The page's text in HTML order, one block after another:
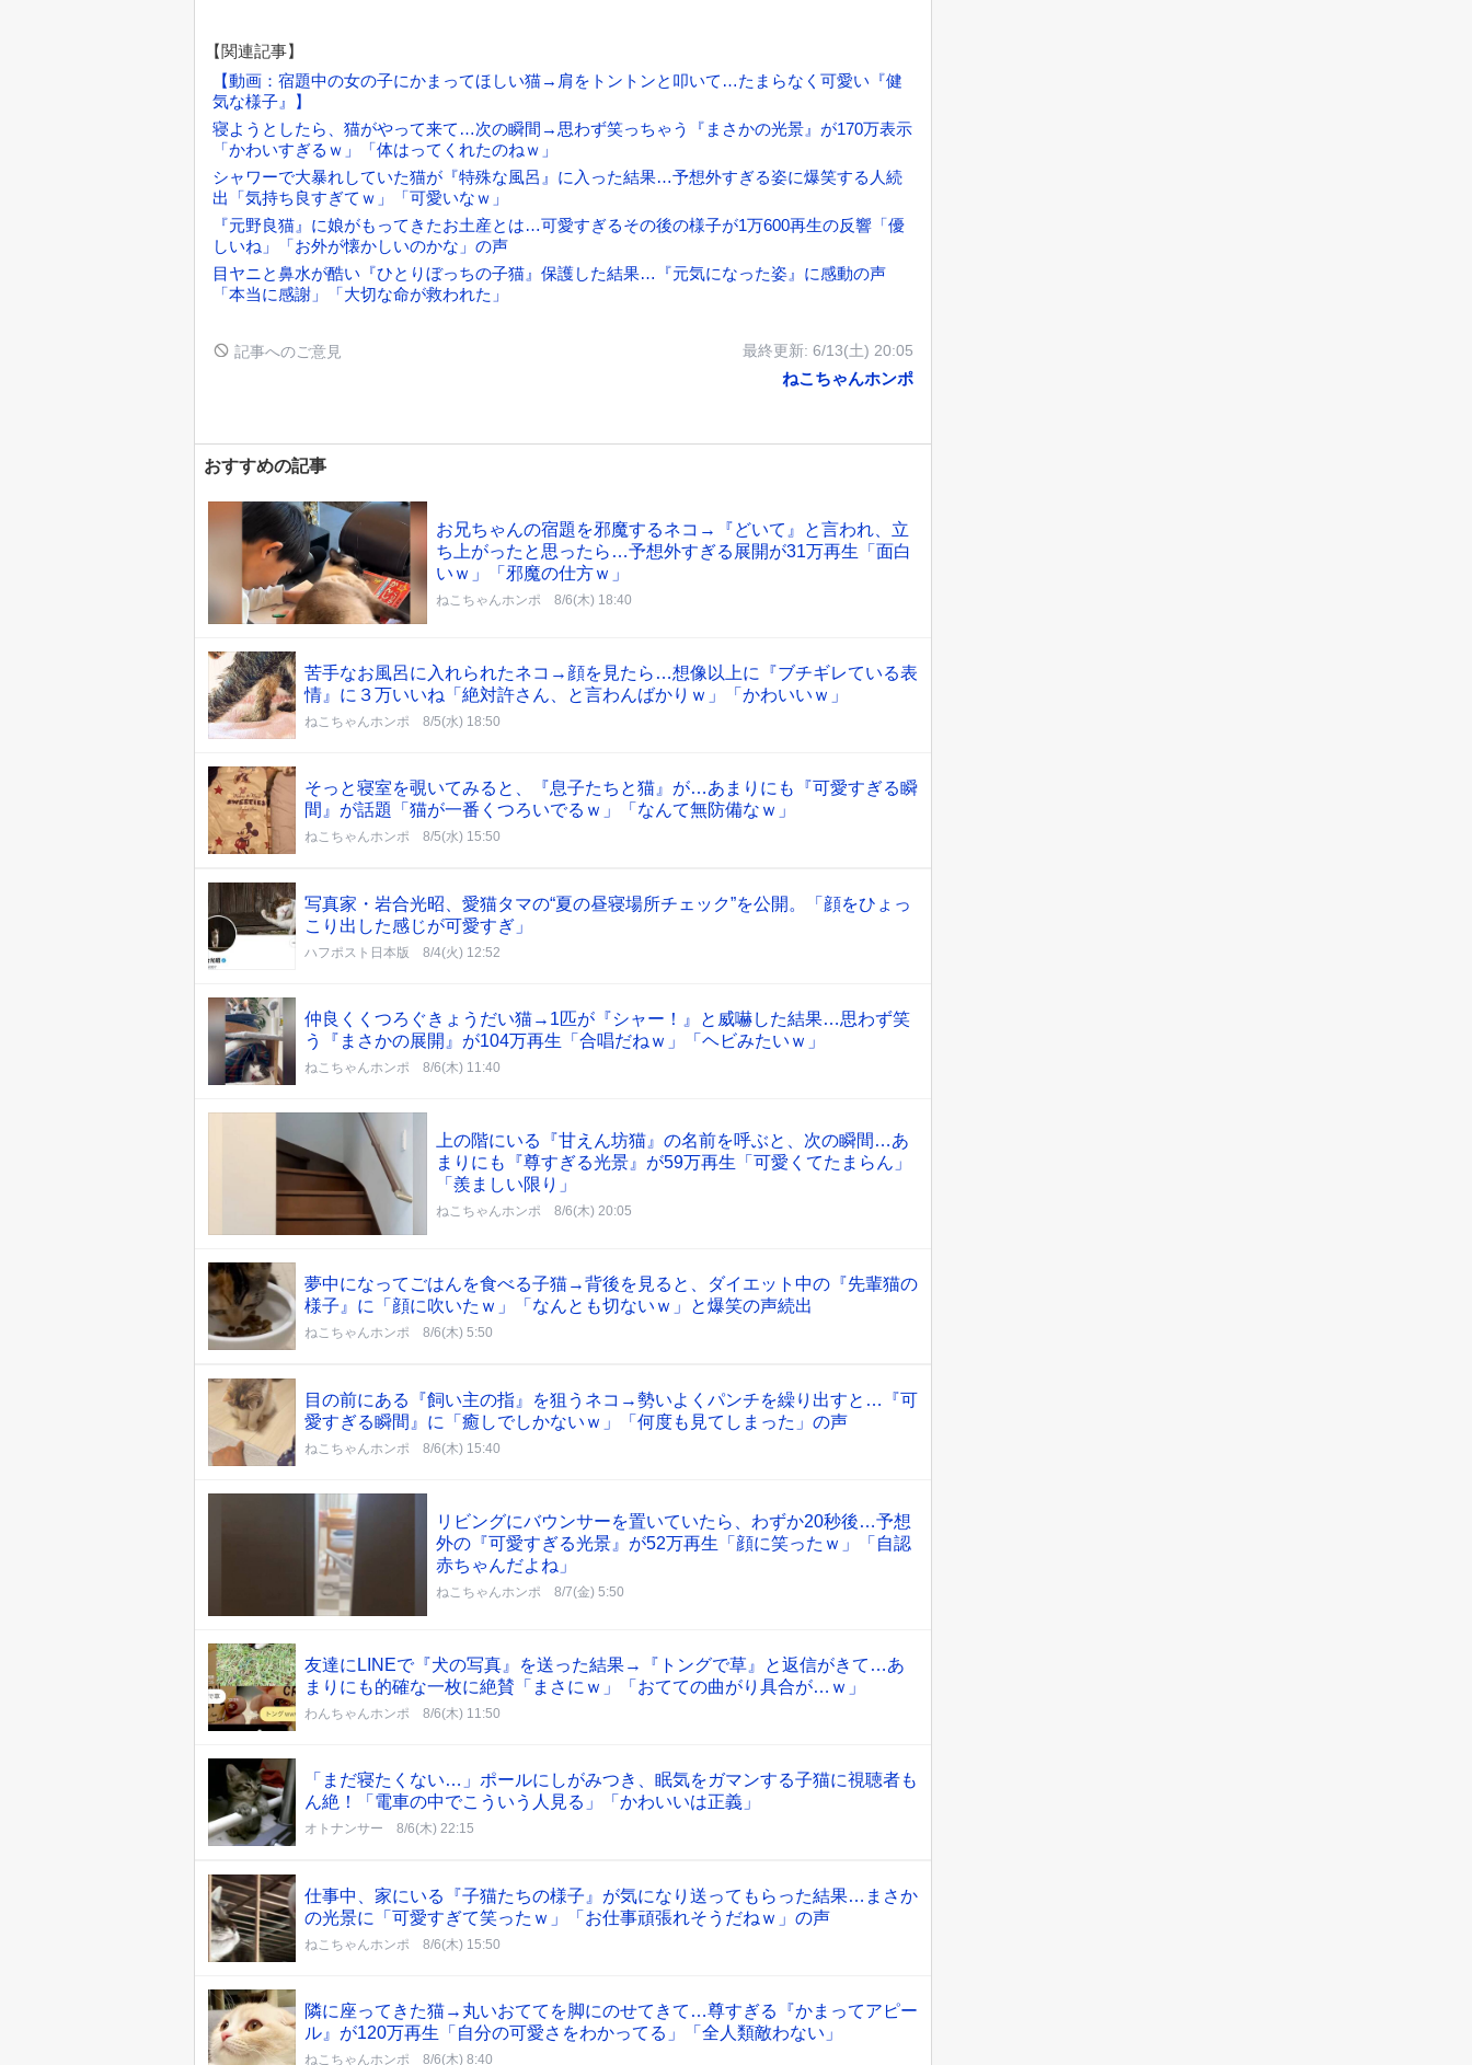
【関連記事】
【動画：宿題中の女の子にかまってほしい猫→肩をトントンと叩いて…たまらなく可愛い『健
気な様子』】
寝ようとしたら、猫がやって来て…次の瞬間→思わず笑っちゃう『まさかの光景』が170万表示
「かわいすぎるｗ」「体はってくれたのねｗ」
シャワーで大暴れしていた猫が『特殊な風呂』に入った結果…予想外すぎる姿に爆笑する人続
出「気持ち良すぎてｗ」「可愛いなｗ」
『元野良猫』に娘がもってきたお土産とは…可愛すぎるその後の様子が1万600再生の反響「優
しいね」「お外が懐かしいのかな」の声
目ヤニと鼻水が酷い『ひとりぼっちの子猫』保護した結果…『元気になった姿』に感動の声
「本当に感謝」「大切な命が救われた」
記事へのご意見 最終更新: 6/13(土) 20:05
ねこちゃんホンポ
おすすめの記事
お兄ちゃんの宿題を邪魔するネコ→『どいて』と言われ、立
ち上がったと思ったら…予想外すぎる展開が31万再生「面白
いｗ」「邪魔の仕方ｗ」
ねこちゃんホンポ 8/6(木) 18:40
苦手なお風呂に入れられたネコ→顔を見たら…想像以上に『ブチギレている表
情』に３万いいね「絶対許さん、と言わんばかりｗ」「かわいいｗ」
ねこちゃんホンポ 8/5(水) 18:50
そっと寝室を覗いてみると、『息子たちと猫』が…あまりにも『可愛すぎる瞬
間』が話題「猫が一番くつろいでるｗ」「なんて無防備なｗ」
ねこちゃんホンポ 8/5(水) 15:50
写真家・岩合光昭、愛猫タマの“夏の昼寝場所チェック”を公開。「顔をひょっ
こり出した感じが可愛すぎ」
ハフポスト日本版 8/4(火) 12:52
仲良くくつろぐきょうだい猫→1匹が『シャー！』と威嚇した結果…思わず笑
う『まさかの展開』が104万再生「合唱だねｗ」「ヘビみたいｗ」
ねこちゃんホンポ 8/6(木) 11:40
上の階にいる『甘えん坊猫』の名前を呼ぶと、次の瞬間…あ
まりにも『尊すぎる光景』が59万再生「可愛くてたまらん」
「羨ましい限り」
ねこちゃんホンポ 8/6(木) 20:05
夢中になってごはんを食べる子猫→背後を見ると、ダイエット中の『先輩猫の
様子』に「顔に吹いたｗ」「なんとも切ないｗ」と爆笑の声続出
ねこちゃんホンポ 8/6(木) 5:50
目の前にある『飼い主の指』を狙うネコ→勢いよくパンチを繰り出すと…『可
愛すぎる瞬間』に「癒しでしかないｗ」「何度も見てしまった」の声
ねこちゃんホンポ 8/6(木) 15:40
リビングにバウンサーを置いていたら、わずか20秒後…予想
外の『可愛すぎる光景』が52万再生「顔に笑ったｗ」「自認
赤ちゃんだよね」
ねこちゃんホンポ 8/7(金) 5:50
友達にLINEで『犬の写真』を送った結果→『トングで草』と返信がきて…あ
まりにも的確な一枚に絶賛「まさにｗ」「おてての曲がり具合が…ｗ」
わんちゃんホンポ 8/6(木) 11:50
「まだ寝たくない…」ポールにしがみつき、眠気をガマンする子猫に視聴者も
ん絶！「電車の中でこういう人見る」「かわいいは正義」
オトナンサー 8/6(木) 22:15
仕事中、家にいる『子猫たちの様子』が気になり送ってもらった結果…まさか
の光景に「可愛すぎて笑ったｗ」「お仕事頑張れそうだねｗ」の声
ねこちゃんホンポ 8/6(木) 15:50
隣に座ってきた猫→丸いおててを脚にのせてきて…尊すぎる『かまってアピー
ル』が120万再生「自分の可愛さをわかってる」「全人類敵わない」
ねこちゃんホンポ 8/6(木) 8:40